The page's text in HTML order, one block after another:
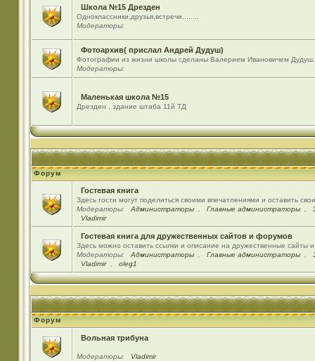
Школа №15 Дрезден
Одноклассники,друзья,встречи........
Модераторы:
Фотоархив( прислал Андрей Дудуш)
Фотографии из жизни школы сделаны Валерием Ивановичем Дудуш.
Модераторы:
Маленькая школа №15
Дрезден , здание штаба 11й ТД
Форум
Гостевая книга
Здесь гости могут поделиться своими впечатлениями и оставить
Модераторы:
Администраторы Главные администраторы
Vladimir
Гостевая книга для дружественных сайтов и форумов
Здесь можно оставить ссылки и описание на дружественные сайты
Модераторы:
Администраторы Главные администраторы
Vladimir
oleg1
Форум
Вольная трибуна
Модераторы: Vladimir